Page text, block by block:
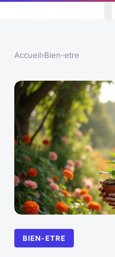
Accueil›Bien-etre
BIEN-ETRE